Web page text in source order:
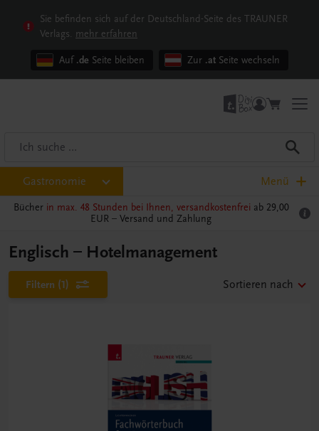
Sie befinden sich auf der Deutschland-Seite des TRAUNER
Verlags. mehr erfahren
Auf .de Seite bleiben Zur .at Seite wechseln
Gastronomie Menü
Bücher in max. 48 Stunden bei Ihnen, versandkostenfrei ab 29,00
EUR – Versand und Zahlung
Englisch – Hotelmanagement
Filtern (1) Sortieren nach